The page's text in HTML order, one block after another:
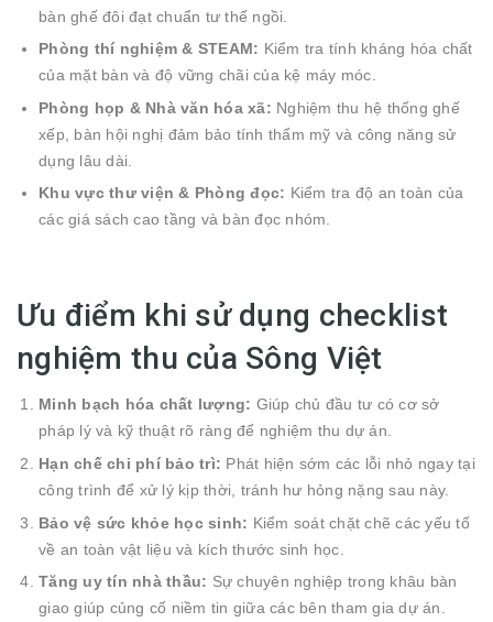
bàn ghế đôi đạt chuẩn tư thế ngồi.
Phòng thí nghiệm & STEAM: Kiểm tra tính kháng hóa chất
của mặt bàn và độ vững chãi của kệ máy móc.
Phòng họp & Nhà văn hóa xã: Nghiệm thu hệ thống ghế
xếp, bàn hội nghị đảm bảo tính thẩm mỹ và công năng sử
dụng lâu dài.
Khu vực thư viện & Phòng đọc: Kiểm tra độ an toàn của
các giá sách cao tầng và bàn đọc nhóm.
Ưu điểm khi sử dụng checklist
nghiệm thu của Sông Việt
Minh bạch hóa chất lượng: Giúp chủ đầu tư có cơ sở
pháp lý và kỹ thuật rõ ràng để nghiệm thu dự án.
Hạn chế chi phí bảo trì: Phát hiện sớm các lỗi nhỏ ngay tại
công trình để xử lý kịp thời, tránh hư hỏng nặng sau này.
Bảo vệ sức khỏe học sinh: Kiểm soát chặt chẽ các yếu tố
về an toàn vật liệu và kích thước sinh học.
Tăng uy tín nhà thầu: Sự chuyên nghiệp trong khâu bàn
giao giúp củng cố niềm tin giữa các bên tham gia dự án.